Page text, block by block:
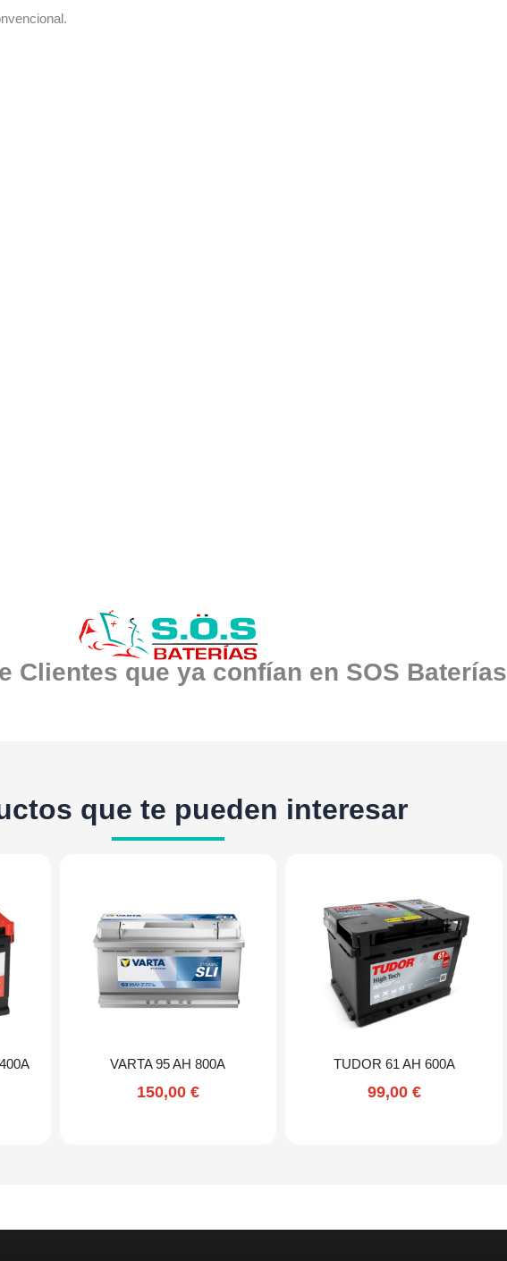
Clientes que ya confían en SOS Baterías
que te pueden interesar
VARTA 95 AH 800A
150,00 €
TUDOR 61 AH 600A
99,00 €